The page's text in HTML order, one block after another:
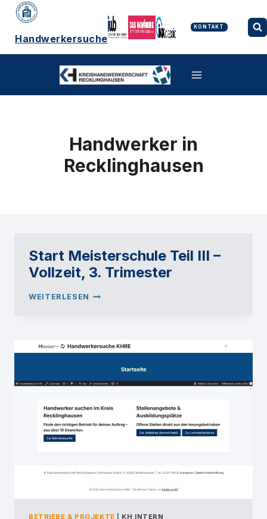
Zum
Inhalt
Handwerkersuche
KONTAKT
Handwerker in
Recklinghausen
Start Meisterschule Teil III –
Vollzeit, 3. Trimester
WEITERLESEN START
3.
BETRIEBE & PROJEKTE KH INTERN